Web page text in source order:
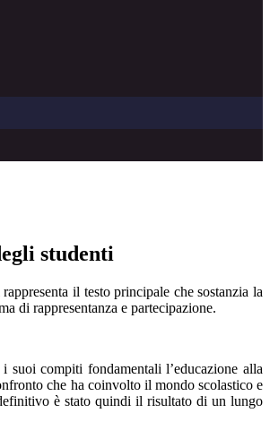
studenti
il testo principale che sostanzia la
di rappresentanza e partecipazione.
suoi compiti fondamentali l’educazione alla
che ha coinvolto il mondo scolastico e
è stato quindi il risultato di un lungo